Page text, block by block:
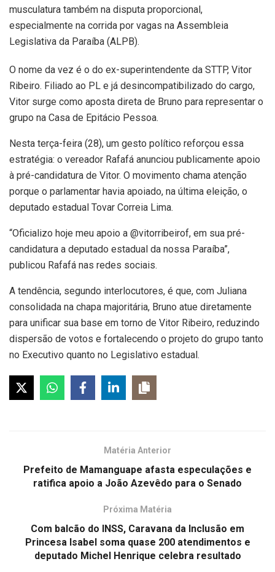
musculatura também na disputa proporcional,
especialmente na corrida por vagas na Assembleia
Legislativa da Paraíba (ALPB).
O nome da vez é o do ex-superintendente da STTP, Vitor
Ribeiro. Filiado ao PL e já desincompatibilizado do cargo,
Vitor surge como aposta direta de Bruno para representar o
grupo na Casa de Epitácio Pessoa.
Nesta terça-feira (28), um gesto político reforçou essa
estratégia: o vereador Rafafá anunciou publicamente apoio
à pré-candidatura de Vitor. O movimento chama atenção
porque o parlamentar havia apoiado, na última eleição, o
deputado estadual Tovar Correia Lima.
“Oficializo hoje meu apoio a @vitorribeirof, em sua pré-
candidatura a deputado estadual da nossa Paraíba”,
publicou Rafafá nas redes sociais.
A tendência, segundo interlocutores, é que, com Juliana
consolidada na chapa majoritária, Bruno atue diretamente
para unificar sua base em torno de Vitor Ribeiro, reduzindo
dispersão de votos e fortalecendo o projeto do grupo tanto
no Executivo quanto no Legislativo estadual.
Matéria Anterior
Prefeito de Mamanguape afasta especulações e
ratifica apoio a João Azevêdo para o Senado
Próxima Matéria
Com balcão do INSS, Caravana da Inclusão em
Princesa Isabel soma quase 200 atendimentos e
deputado Michel Henrique celebra resultado